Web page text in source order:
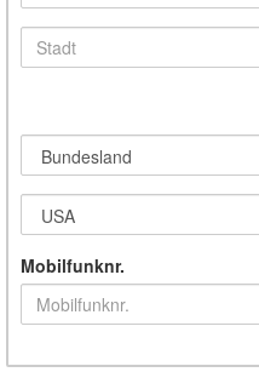
Mobilfunknr.